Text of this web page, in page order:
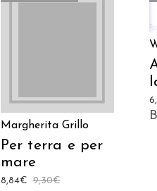
Margherita Grillo
Per terra e per
mare
9,30€
8,84€